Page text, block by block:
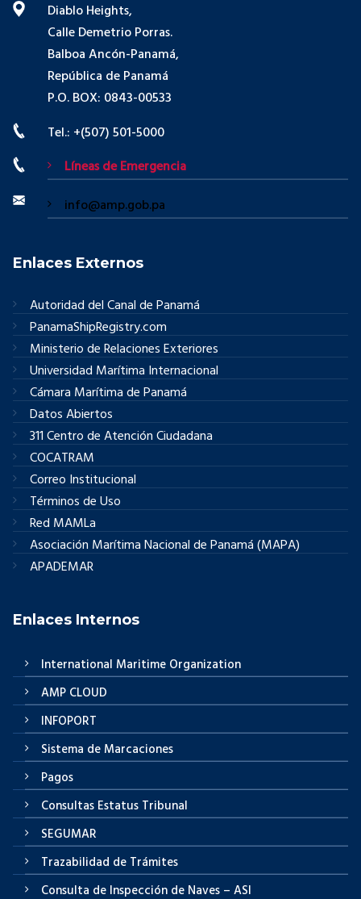
Diablo Heights,
Calle Demetrio Porras.
Balboa Ancón-Panamá,
República de Panamá
P.O. BOX: 0843-00533
Tel.: +(507) 501-5000
Líneas de Emergencia
info@amp.gob.pa
Enlaces Externos
Autoridad del Canal de Panamá
PanamaShipRegistry.com
Ministerio de Relaciones Exteriores
Universidad Marítima Internacional
Cámara Marítima de Panamá
Datos Abiertos
311 Centro de Atención Ciudadana
COCATRAM
Correo Institucional
Términos de Uso
Red MAMLa
Asociación Marítima Nacional de Panamá (MAPA)
APADEMAR
Enlaces Internos
International Maritime Organization
AMP CLOUD
INFOPORT
Sistema de Marcaciones
Pagos
Consultas Estatus Tribunal
SEGUMAR
Trazabilidad de Trámites
Consulta de Inspección de Naves – ASI